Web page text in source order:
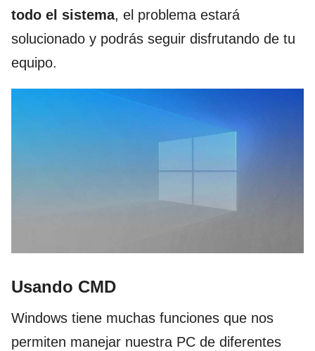
todo el sistema, el problema estará
solucionado y podrás seguir disfrutando de tu
equipo.
Usando CMD
Windows tiene muchas funciones que nos
permiten manejar nuestra PC de diferentes